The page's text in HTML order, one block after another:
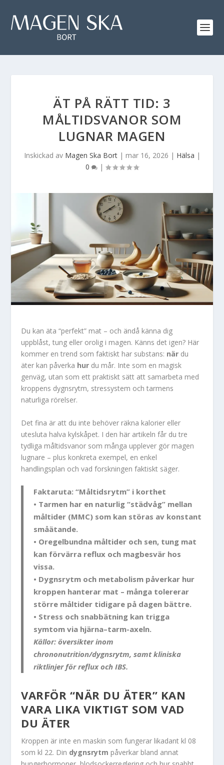
ÄT PÅ RÄTT TID: 3
MÅLTIDSVANOR SOM
LUGNAR MAGEN
Inskickad av Magen Ska Bort| mar 16, 2026 | Hälsa |
0
|
Du kan äta “perfekt” mat – och ändå känna dig
uppblåst, tung eller orolig i magen. Känns det igen? Här
kommer en trend som faktiskt har substans: när du
äter kan påverka hur du mår. Inte som en magisk
genväg, utan som ett praktiskt sätt att samarbeta med
kroppens dygnsrytm, stressystem och tarmens
naturliga rörelser.
Det fina är att du inte behöver räkna kalorier eller
utesluta halva kylskåpet. I den här artikeln får du tre
tydliga måltidsvanor som många upplever gör magen
lugnare – plus konkreta exempel, en enkel
handlingsplan och vad forskningen faktiskt säger.
Faktaruta: “Måltidsrytm” i korthet
• Tarmen har en naturlig “städvåg” mellan
måltider (MMC) som kan störas av konstant
småätande.
• Oregelbundna måltider och sen, tung mat
kan förvärra reflux och magbesvär hos
vissa.
• Dygnsrytm och metabolism påverkar hur
kroppen hanterar mat – många tolererar
större måltider tidigare på dagen bättre.
• Stress och snabbätning kan trigga
symtom via hjärna–tarm-axeln.
Källor: översikter inom
chrononutrition/dygnsrytm, samt kliniska
riktlinjer för reflux och IBS.
VARFÖR “NÄR DU ÄTER” KAN
VARA LIKA VIKTIGT SOM VAD
DU ÄTER
Kroppen är inte en maskin som fungerar likadant kl 08
som kl 22. Din dygnsrytm påverkar bland annat